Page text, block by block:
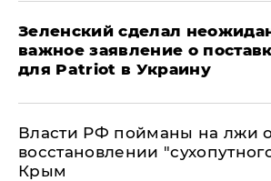
Зеленский сделал
важное заявление о
для Patriot в Украину
Власти РФ пойманы на лжи о
восстановлении
Крым